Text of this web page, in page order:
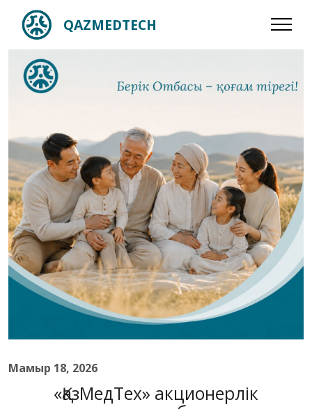
QAZMEDTECH
Мамыр 18, 2026
«ҚазМедТех» акционерлік